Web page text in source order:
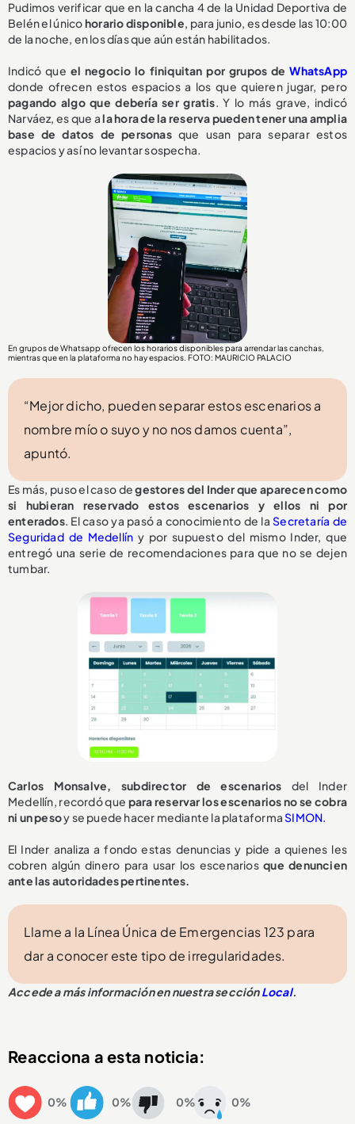
Pudimos verificar que en la cancha 4 de la Unidad Deportiva de
Belén el únicohorario disponible, para junio, es desde las 10:00
de la noche, en los días que aún están habilitados.
Indicó que el negocio lo finiquitan por grupos deWhatsApp
donde ofrecen estos espacios a los que quieren jugar, pero
pagando algo que debería ser gratis. Y lo más grave, indicó
Narváez, es que ala hora de la reserva pueden tener una amplia
base de datos de personasque usan para separar estos
espacios y así no levantar sospecha.
En grupos de Whatsapp ofrecen los horarios disponibles para arrendar las canchas,
mientras que en la plataforma no hay espacios. FOTO: MAURICIO PALACIO
“Mejor dicho, pueden separar estos escenarios a
nombre mío o suyo y no nos damos cuenta”,
apuntó.
Es más, puso el caso degestores del Inder que aparecen como
si hubieran reservado estos escenarios y ellos ni por
enterados. El caso ya pasó a conocimiento de laSecretaría de
Seguridad de Medellín y por supuesto del mismo Inder, que
entregó una serie de recomendaciones para que no se dejen
tumbar.
Carlos Monsalve, subdirector de escenarios del Inder
Medellín, recordó que para reservar los escenarios no se cobra
ni un pesoy se puede hacer mediante la plataformaSIMON.
El Inder analiza a fondo estas denuncias y pide a quienes les
cobren algún dinero para usar los escenariosque denuncien
ante las autoridades pertinentes.
Llame a la Línea Única de Emergencias 123 para
dar a conocer este tipo de irregularidades.
Accede a más información en nuestra secciónLocal.
Reacciona a esta noticia:
0% 0% 0% 0%